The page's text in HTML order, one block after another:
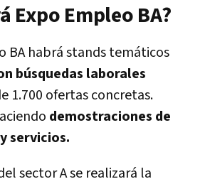
Expo Empleo BA?
BA habrá stands temáticos
búsquedas laborales
1.700 ofertas concretas.
demostraciones de
servicios.
sector A se realizará la